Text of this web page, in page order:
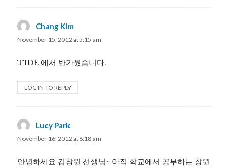
Chang Kim
November 15, 2012 at 5:15 am
TIDE 에서 반가웠습니다.
LOG IN TO REPLY
Lucy Park
November 16, 2012 at 8:18 am
안녕하세요 김창원 선생님~ 아직 학교에서 공부하는 창원